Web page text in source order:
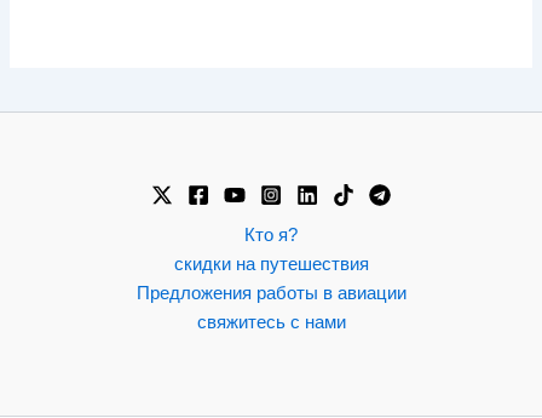
Кто я?
скидки на путешествия
Предложения работы в авиации
свяжитесь с нами